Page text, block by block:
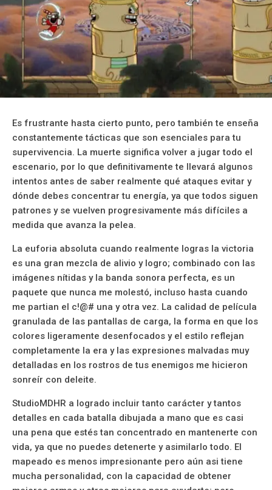
Es frustrante hasta cierto punto, pero también te enseña
constantemente tácticas que son esenciales para tu
supervivencia. La muerte significa volver a jugar todo el
escenario, por lo que definitivamente te llevará algunos
intentos antes de saber realmente qué ataques evitar y
dónde debes concentrar tu energía, ya que todos siguen
patrones y se vuelven progresivamente más difíciles a
medida que avanza la pelea.
La euforia absoluta cuando realmente logras la victoria
es una gran mezcla de alivio y logro; combinado con las
imágenes nítidas y la banda sonora perfecta, es un
paquete que nunca me molestó, incluso hasta cuando
me partian el c!@# una y otra vez. La calidad de película
granulada de las pantallas de carga, la forma en que los
colores ligeramente desenfocados y el estilo reflejan
completamente la era y las expresiones malvadas muy
detalladas en los rostros de tus enemigos me hicieron
sonreír con deleite.
StudioMDHR a logrado incluir tanto carácter y tantos
detalles en cada batalla dibujada a mano que es casi
una pena que estés tan concentrado en mantenerte con
vida, ya que no puedes detenerte y asimilarlo todo. El
mapeado es menos impresionante pero aún asi tiene
mucha personalidad, con la capacidad de obtener